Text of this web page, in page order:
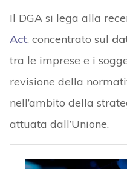
Il DGA si lega alla
Act, concentrato sul
tra le imprese e i
revisione della
nell’ambito della
attuata dall’Unione.